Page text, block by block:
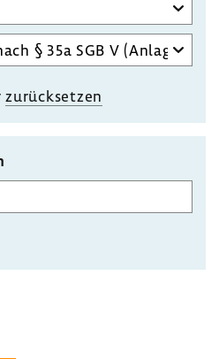
zurück­setzen